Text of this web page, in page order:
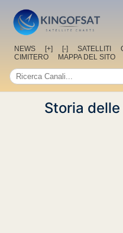
NEWS [+] [-] SATELLITI
CIMITERO
MAPPA DEL SITO
Storia